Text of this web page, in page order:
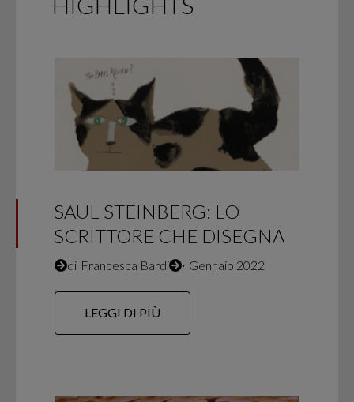
SAUL STEINBERG: LO
SCRITTORE CHE DISEGNA
di Francesca Bardi ∙ Gennaio 2022
LEGGI DI PIÙ